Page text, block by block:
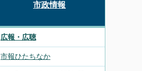
市政情報
広報・広聴
市報ひたちなか